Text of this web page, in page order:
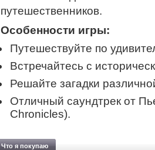
путешественников.
Особенности игры:
Путешествуйте по
Встречайтесь с
Решайте загадки
Отличный саундтрек от
Chronicles).
Что я покупаю